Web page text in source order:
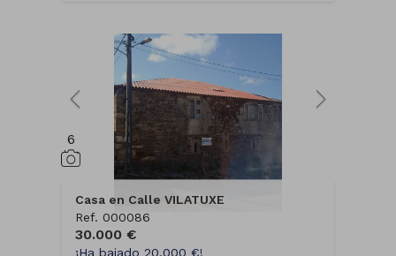
6
Casa en Calle VILATUXE
Ref. 000086
30.000 €
¡Ha bajado 20.000 €!